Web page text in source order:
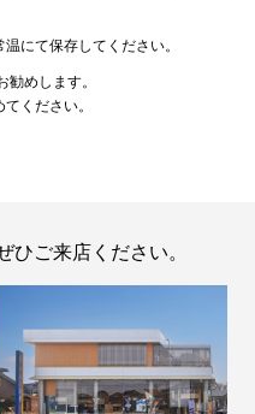
にて保存してください。
めします。
ください。
ひご来店ください。